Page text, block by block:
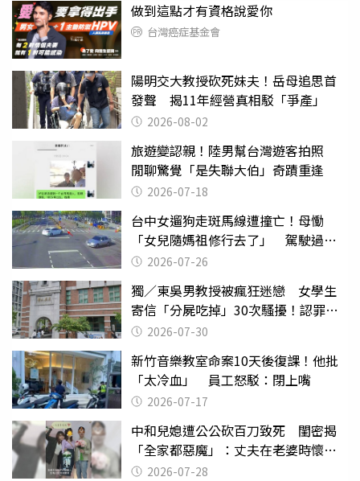
做到這點才有資格說愛你
台灣癌症基金會
陽明交大教授砍死妹夫！岳母追思首
發聲 揭11年經營真相駁「爭產」
2026-08-02
旅遊變認親！陸男幫台灣遊客拍照
閒聊驚覺「是失聯大伯」奇蹟重逢
2026-07-18
台中女遛狗走斑馬線遭撞亡！母慟
「女兒隨媽祖修行去了」 駕駛過失
致死判9月
2026-07-26
獨／東吳男教授被瘋狂迷戀 女學生
寄信「分屍吃掉」30次騷擾！認罪免
關 2026-07-30
新竹音樂教室命案10天後復課！他批
「太冷血」 員工怒駁：閉上嘴
2026-07-17
中和兒媳遭公公砍百刀致死 閨密揭
「全家都惡魔」：丈夫在老婆時懷孕
摔東西
2026-07-28